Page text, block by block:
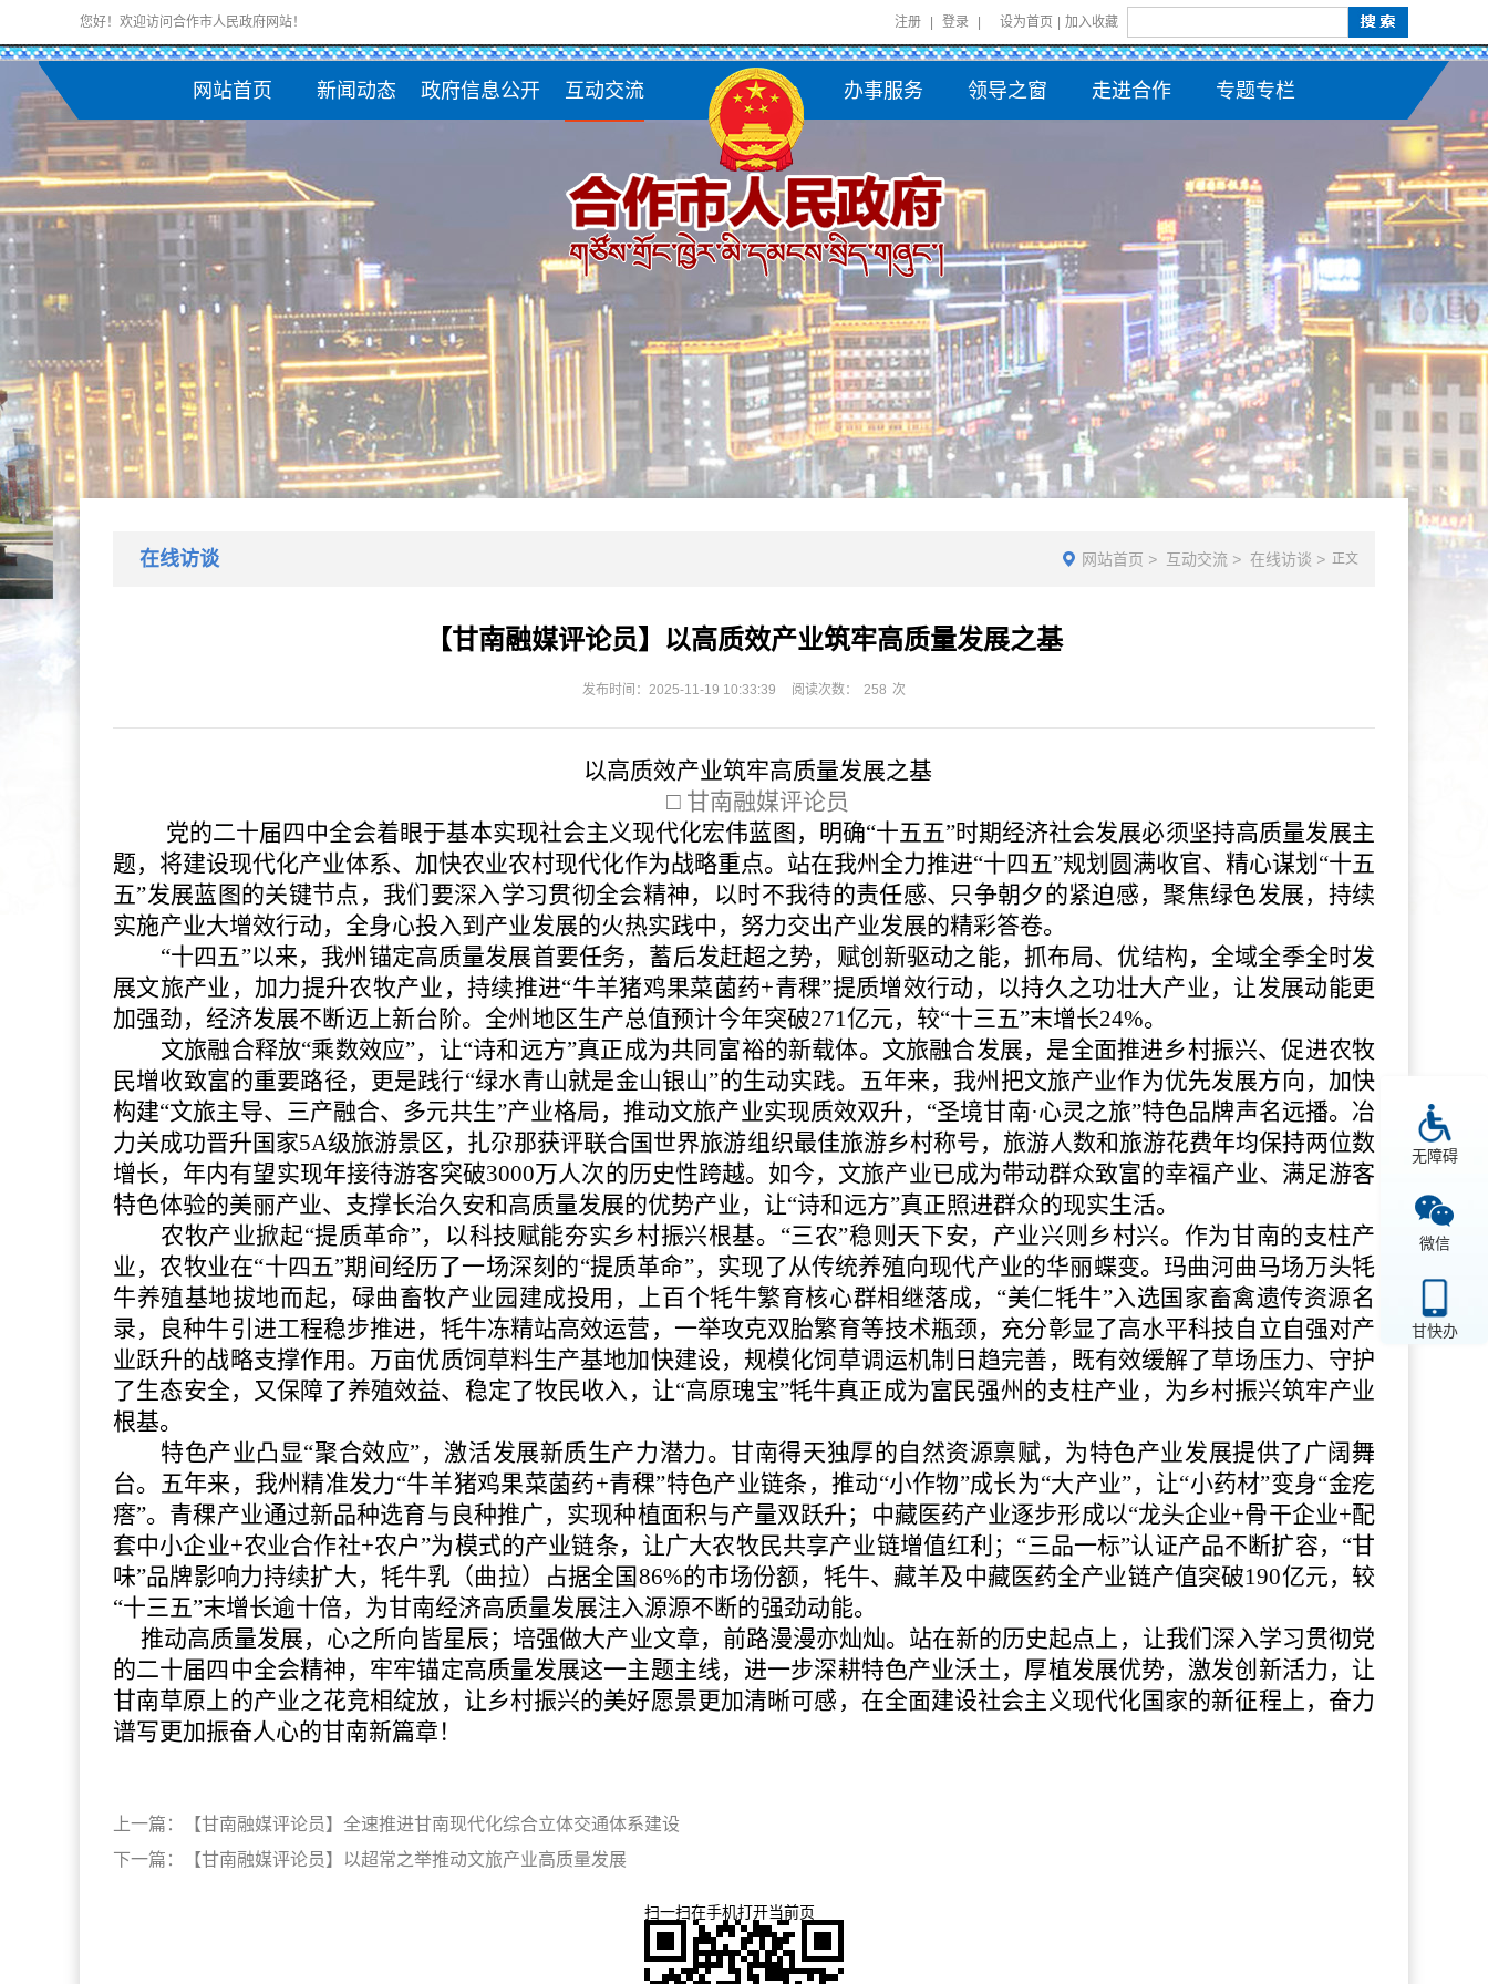
无障碍
微信
甘快办
您好！欢迎访问合作市人民政府网站！ 注册 登录 设为首页 加入收藏
网站首页 新闻动态 政府信息公开 互动交流 办事服务 领导之窗 走进合作 专题专栏
在线访谈 网站首页 > 互动交流 > 在线访谈 > 正文
【甘南融媒评论员】以高质效产业筑牢高质量发展之基
发布时间：2025-11-19 10:33:39 阅读次数： 258 次
以高质效产业筑牢高质量发展之基
□ 甘南融媒评论员
党的二十届四中全会着眼于基本实现社会主义现代化宏伟蓝图，明确“十五五”时期经济社会发展必须坚持高质量发展主
题，将建设现代化产业体系、加快农业农村现代化作为战略重点。站在我州全力推进“十四五”规划圆满收官、精心谋划“十五
五”发展蓝图的关键节点，我们要深入学习贯彻全会精神，以时不我待的责任感、只争朝夕的紧迫感，聚焦绿色发展，持续
实施产业大增效行动，全身心投入到产业发展的火热实践中，努力交出产业发展的精彩答卷。
“十四五”以来，我州锚定高质量发展首要任务，蓄后发赶超之势，赋创新驱动之能，抓布局、优结构，全域全季全时发
展文旅产业，加力提升农牧产业，持续推进“牛羊猪鸡果菜菌药+青稞”提质增效行动，以持久之功壮大产业，让发展动能更
加强劲，经济发展不断迈上新台阶。全州地区生产总值预计今年突破271亿元，较“十三五”末增长24%。
文旅融合释放“乘数效应”，让“诗和远方”真正成为共同富裕的新载体。文旅融合发展，是全面推进乡村振兴、促进农牧
民增收致富的重要路径，更是践行“绿水青山就是金山银山”的生动实践。五年来，我州把文旅产业作为优先发展方向，加快
构建“文旅主导、三产融合、多元共生”产业格局，推动文旅产业实现质效双升，“圣境甘南·心灵之旅”特色品牌声名远播。冶
力关成功晋升国家5A级旅游景区，扎尕那获评联合国世界旅游组织最佳旅游乡村称号，旅游人数和旅游花费年均保持两位数
增长，年内有望实现年接待游客突破3000万人次的历史性跨越。如今，文旅产业已成为带动群众致富的幸福产业、满足游客
特色体验的美丽产业、支撑长治久安和高质量发展的优势产业，让“诗和远方”真正照进群众的现实生活。
农牧产业掀起“提质革命”，以科技赋能夯实乡村振兴根基。“三农”稳则天下安，产业兴则乡村兴。作为甘南的支柱产
业，农牧业在“十四五”期间经历了一场深刻的“提质革命”，实现了从传统养殖向现代产业的华丽蝶变。玛曲河曲马场万头牦
牛养殖基地拔地而起，碌曲畜牧产业园建成投用，上百个牦牛繁育核心群相继落成，“美仁牦牛”入选国家畜禽遗传资源名
录，良种牛引进工程稳步推进，牦牛冻精站高效运营，一举攻克双胎繁育等技术瓶颈，充分彰显了高水平科技自立自强对产
业跃升的战略支撑作用。万亩优质饲草料生产基地加快建设，规模化饲草调运机制日趋完善，既有效缓解了草场压力、守护
了生态安全，又保障了养殖效益、稳定了牧民收入，让“高原瑰宝”牦牛真正成为富民强州的支柱产业，为乡村振兴筑牢产业
根基。
特色产业凸显“聚合效应”，激活发展新质生产力潜力。甘南得天独厚的自然资源禀赋，为特色产业发展提供了广阔舞
台。五年来，我州精准发力“牛羊猪鸡果菜菌药+青稞”特色产业链条，推动“小作物”成长为“大产业”，让“小药材”变身“金疙
瘩”。青稞产业通过新品种选育与良种推广，实现种植面积与产量双跃升；中藏医药产业逐步形成以“龙头企业+骨干企业+配
套中小企业+农业合作社+农户”为模式的产业链条，让广大农牧民共享产业链增值红利；“三品一标”认证产品不断扩容，“甘
味”品牌影响力持续扩大，牦牛乳（曲拉）占据全国86%的市场份额，牦牛、藏羊及中藏医药全产业链产值突破190亿元，较
“十三五”末增长逾十倍，为甘南经济高质量发展注入源源不断的强劲动能。
推动高质量发展，心之所向皆星辰；培强做大产业文章，前路漫漫亦灿灿。站在新的历史起点上，让我们深入学习贯彻党
的二十届四中全会精神，牢牢锚定高质量发展这一主题主线，进一步深耕特色产业沃土，厚植发展优势，激发创新活力，让
甘南草原上的产业之花竞相绽放，让乡村振兴的美好愿景更加清晰可感，在全面建设社会主义现代化国家的新征程上，奋力
谱写更加振奋人心的甘南新篇章！
上一篇：
【甘南融媒评论员】全速推进甘南现代化综合立体交通体系建设
下一篇：
【甘南融媒评论员】以超常之举推动文旅产业高质量发展
扫一扫在手机打开当前页